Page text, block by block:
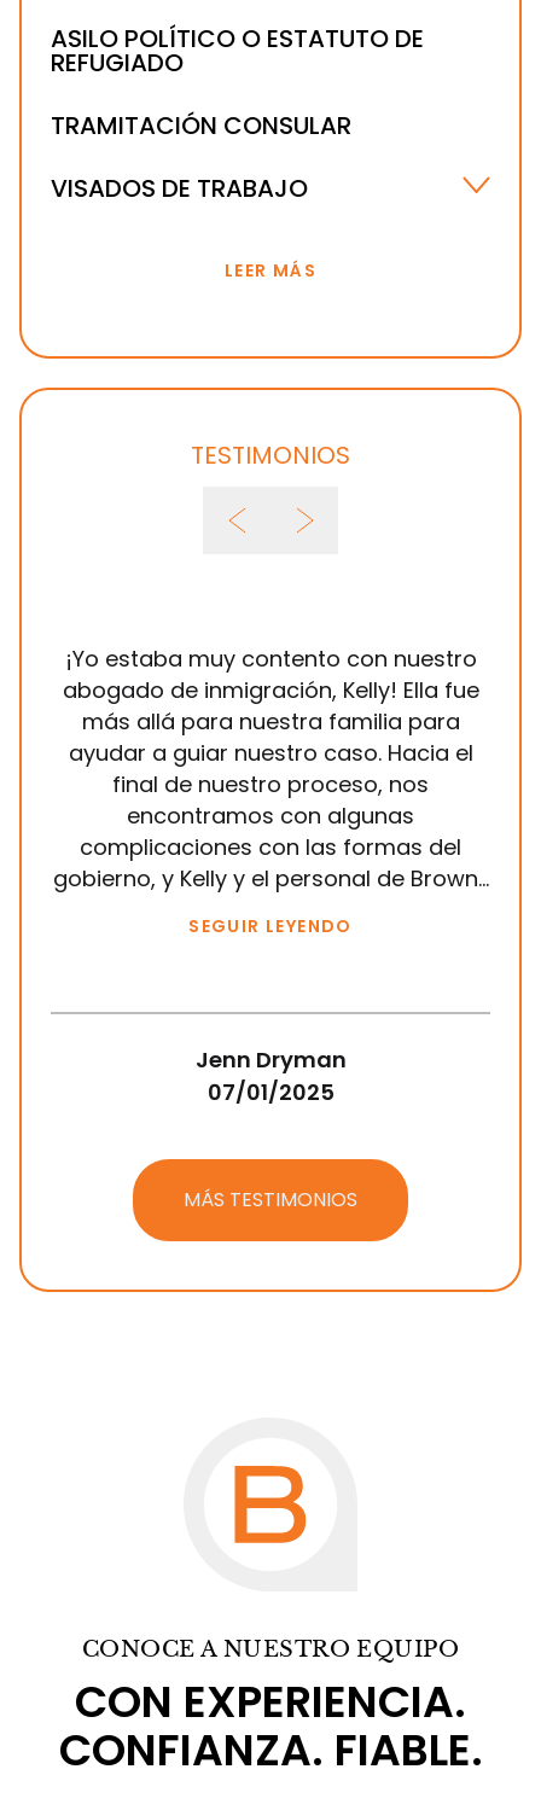
ASILO POLÍTICO O ESTATUTO DE
REFUGIADO
TRAMITACIÓN CONSULAR
VISADOS DE TRABAJO
LEER MÁS
TESTIMONIOS
¡Yo estaba muy contento con nuestro
abogado de inmigración, Kelly! Ella fue
más allá para nuestra familia para
ayudar a guiar nuestro caso. Hacia el
final de nuestro proceso, nos
encontramos con algunas
complicaciones con las formas del
gobierno, y Kelly y el personal de Brown...
SEGUIR LEYENDO
Jenn Dryman
07/01/2025
MÁS TESTIMONIOS
CONOCE A NUESTRO EQUIPO
CON EXPERIENCIA.
CONFIANZA. FIABLE.